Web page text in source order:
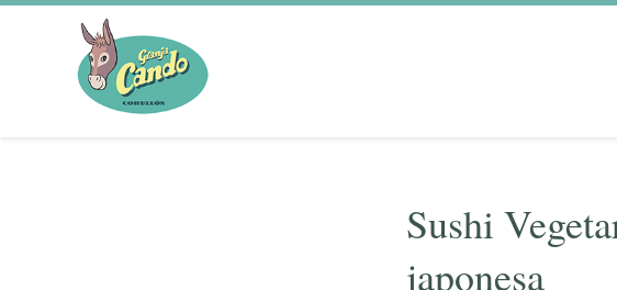
Sushi
japonesa